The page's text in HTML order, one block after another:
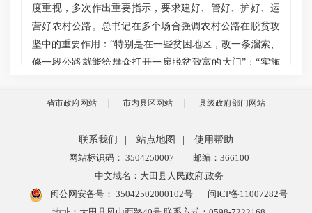
度重视，多次作出重要指示，要求建好、管好、护好、运
营好农村公路。总书记在多个场合强调农村公路在脱贫攻
坚中的重要作用：“特别是在一些贫困地区，改一条溜索、
修一段公路就能给群众打开一扇脱贫致富的大门”；“实施
面，‘要想富，先修路’不过时”；“交通建设项目要尽量向
的党中央以人民为中心的发展思想和执政理念在交通领域
的生动体现，总书记的重要指示，充分体现了强烈的为民
情怀和使命担当。习近平总书记2017年底对“四好农村
路”建设作出重要指示，强调近年来“四好农村路”建设取得
了实实在在的成效，为农村特别是贫困地区带去了人气、
省市政府网站 市内县区网站 县级政府部门网站
联系我们 站点地图
使用帮助
网站标识码： 3504250007
邮编：366100
中文域名：大田县人民政府.政务
闽公网安备号： 35042502000102号
闽ICP备11007282号